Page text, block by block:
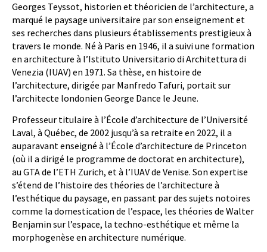
Georges Teyssot, historien et théoricien de l’architecture, a
marqué le paysage universitaire par son enseignement et
ses recherches dans plusieurs établissements prestigieux à
travers le monde. Né à Paris en 1946, il a suivi une formation
en architecture à l’Istituto Universitario di Architettura di
Venezia (IUAV) en 1971. Sa thèse, en histoire de
l’architecture, dirigée par Manfredo Tafuri, portait sur
l’architecte londonien George Dance le Jeune.
Professeur titulaire à l’École d’architecture de l’Université
Laval, à Québec, de 2002 jusqu’à sa retraite en 2022, il a
auparavant enseigné à l’École d’architecture de Princeton
(où il a dirigé le programme de doctorat en architecture),
au GTA de l’ETH Zurich, et à l’IUAV de Venise. Son expertise
s’étend de l’histoire des théories de l’architecture à
l’esthétique du paysage, en passant par des sujets notoires
comme la domestication de l’espace, les théories de Walter
Benjamin sur l’espace, la techno-esthétique et même la
morphogenèse en architecture numérique.